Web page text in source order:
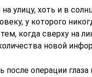
улицу, хоть и в
у которого
когда сверху на
новой
операции глаза